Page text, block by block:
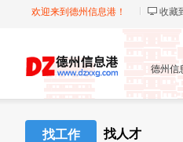
欢迎来到德州信息港！ 收藏
德州信
找工作 找人才